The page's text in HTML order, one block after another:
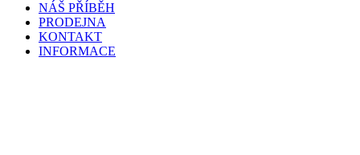
NÁŠ PŘÍBĚH
PRODEJNA
KONTAKT
INFORMACE